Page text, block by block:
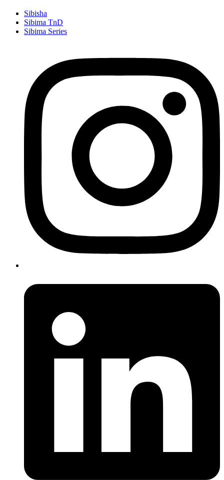
Sibisha
Sibima TnD
Sibima Series